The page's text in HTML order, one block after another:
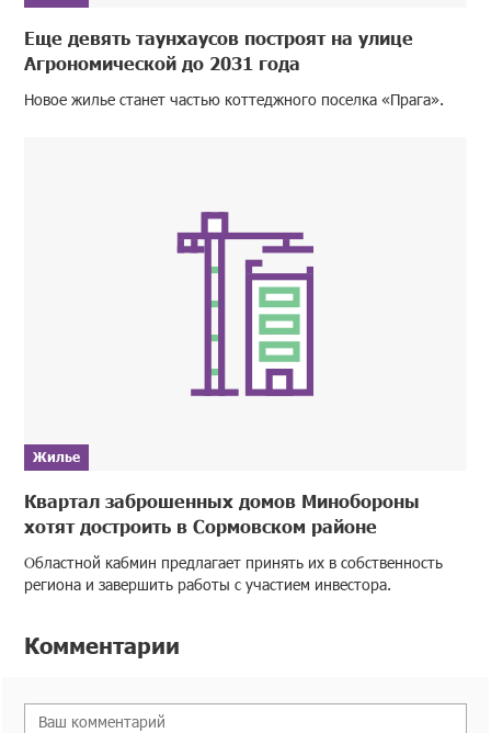
Еще девять таунхаусов построят на улице
Агрономической до 2031 года
Новое жилье станет частью коттеджного поселка «Прага».
Жилье
Квартал заброшенных домов Минобороны
хотят достроить в Сормовском районе
Областной кабмин предлагает принять их в собственность
региона и завершить работы с участием инвестора.
Комментарии